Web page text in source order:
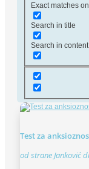
Exact matches
Search in title
Search in content
Test za
od straneJanković